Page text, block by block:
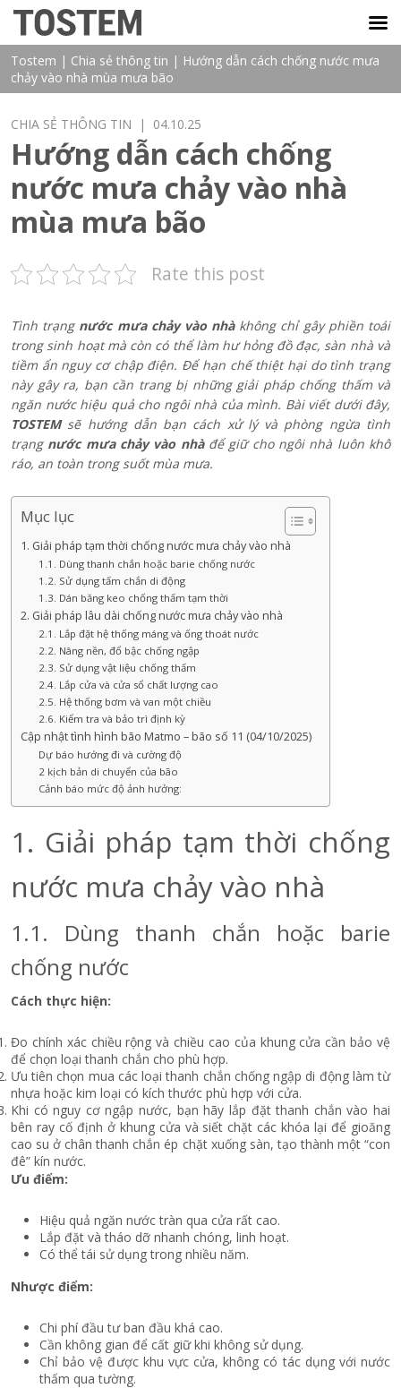
Tostem | Chia sẻ thông tin | Hướng dẫn cách chống nước mưa
chảy vào nhà mùa mưa bão
CHIA SẺ THÔNG TIN | 04.10.25
Hướng dẫn cách chống
nước mưa chảy vào nhà
mùa mưa bão
Rate this post
Tình trạngnước mưa chảy vào nhàkhông chỉ gây phiền toái
trong sinh hoạt mà còn có thể làm hư hỏng đồ đạc, sàn nhà và
tiềm ẩn nguy cơ chập điện. Để hạn chế thiệt hại do tình trạng
này gây ra, bạn cần trang bị những giải pháp chống thấm và
ngăn nước hiệu quả cho ngôi nhà của mình. Bài viết dưới đây,
TOSTEMsẽ hướng dẫn bạn cách xử lý và phòng ngừa tình
trạng nước mưa chảy vào nhàđể giữ cho ngôi nhà luôn khô
ráo, an toàn trong suốt mùa mưa.
Mục lục
1. Giải pháp tạm thời chống nước mưa chảy vào nhà
1.1. Dùng thanh chắn hoặc barie chống nước
1.2. Sử dụng tấm chắn di động
1.3. Dán băng keo chống thấm tạm thời
2. Giải pháp lâu dài chống nước mưa chảy vào nhà
2.1. Lắp đặt hệ thống máng và ống thoát nước
2.2. Nâng nền, đổ bậc chống ngập
2.3. Sử dụng vật liệu chống thấm
2.4. Lắp cửa và cửa sổ chất lượng cao
2.5. Hệ thống bơm và van một chiều
2.6. Kiểm tra và bảo trì định kỳ
Cập nhật tình hình bão Matmo – bão số 11 (04/10/2025)
Dự báo hướng đi và cường độ
2 kịch bản di chuyển của bão
Cảnh báo mức độ ảnh hưởng:
1. Giải pháp tạm thời chống
nước mưa chảy vào nhà
1.1. Dùng thanh chắn hoặc barie
chống nước
Cách thực hiện:
Đo chính xác chiều rộng và chiều cao của khung cửa cần bảo vệ
để chọn loại thanh chắn cho phù hợp.
Ưu tiên chọn mua các loại thanh chắn chống ngập di động làm từ
nhựa hoặc kim loại có kích thước phù hợp với cửa.
Khi có nguy cơ ngập nước, bạn hãy lắp đặt thanh chắn vào hai
bên ray cố định ở khung cửa và siết chặt các khóa lại để gioăng
cao su ở chân thanh chắn ép chặt xuống sàn, tạo thành một “con
đê” kín nước.
Ưu điểm:
Hiệu quả ngăn nước tràn qua cửa rất cao.
Lắp đặt và tháo dỡ nhanh chóng, linh hoạt.
Có thể tái sử dụng trong nhiều năm.
Nhược điểm:
Chi phí đầu tư ban đầu khá cao.
Cần không gian để cất giữ khi không sử dụng.
Chỉ bảo vệ được khu vực cửa, không có tác dụng với nước
thấm qua tường.
TOSTEM VIỆT NAM